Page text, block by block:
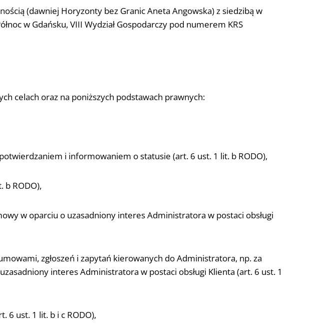
(dawniej Horyzonty bez Granic Aneta Angowska) z siedzibą w
w Gdańsku, VIII Wydział Gospodarczy pod numerem KRS
celach oraz na poniższych podstawach prawnych:
i informowaniem o statusie (art. 6 ust. 1 lit. b RODO),
b RODO),
w oparciu o uzasadniony interes Administratora w postaci obsługi
zgłoszeń i zapytań kierowanych do Administratora, np. za
interes Administratora w postaci obsługi Klienta (art. 6 ust. 1
6 ust. 1 lit. b i c RODO),